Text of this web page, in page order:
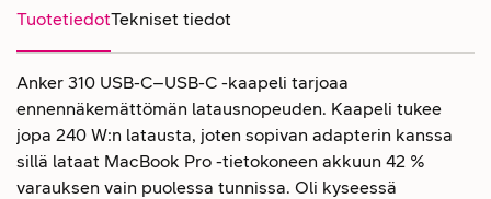
TuotetiedotTekniset tiedot
Anker 310 USB-C–USB-C -kaapeli tarjoaa
ennennäkemättömän latausnopeuden. Kaapeli tukee
jopa 240 W:n latausta, joten sopivan adapterin kanssa
sillä lataat MacBook Pro -tietokoneen akkuun 42 %
varauksen vain puolessa tunnissa. Oli kyseessä